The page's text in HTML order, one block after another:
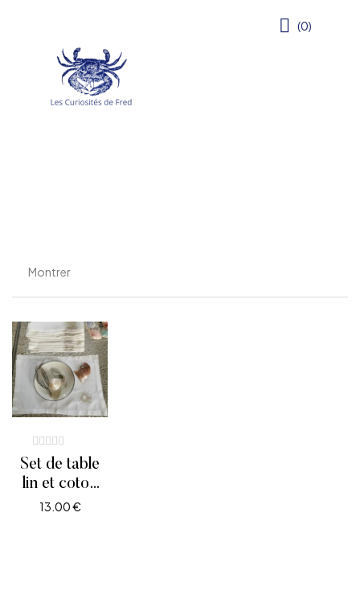
(0)
Montrer
Set de table
lin et coton
ajourés,
13.00€